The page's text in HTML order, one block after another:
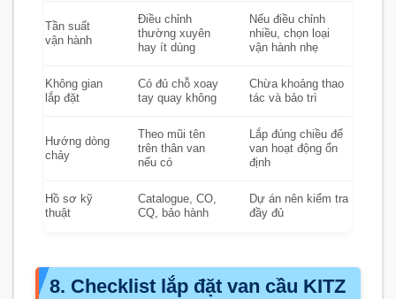
Tần suất
vận hành
Điều chỉnh
thường xuyên
hay ít dùng
Nếu điều chỉnh
nhiều, chọn loại
vận hành nhẹ
Không gian
lắp đặt
Có đủ chỗ xoay
tay quay không
Chừa khoảng thao
tác và bảo trì
Hướng dòng
chảy
Theo mũi tên
trên thân van
nếu có
Lắp đúng chiều để
van hoạt động ổn
định
Hồ sơ kỹ
thuật
Catalogue, CO,
CQ, bảo hành
Dự án nên kiểm tra
đầy đủ
8. Checklist lắp đặt van cầu KITZ